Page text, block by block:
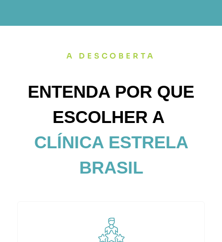
A DESCOBERTA
ENTENDA POR QUE
ESCOLHER A
CLÍNICA ESTRELA
BRASIL